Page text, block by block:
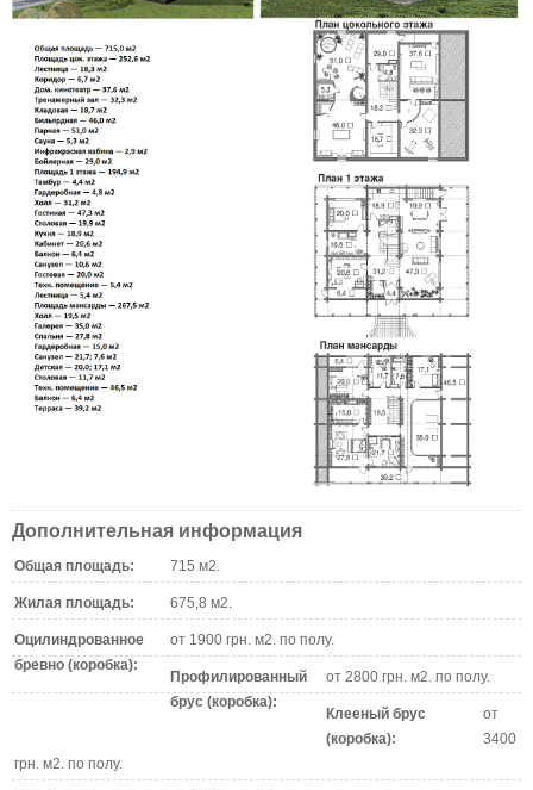
Дополнительная информация
Общая площадь: 715 м2.
Жилая площадь: 675,8 м2.
Оцилиндрованное
бревно (коробка):
от 1900 грн. м2. по полу.
Профилированный
брус (коробка):
от 2800 грн. м2. по полу.
Клееный брус
(коробка):
от
3400
грн. м2. по полу.